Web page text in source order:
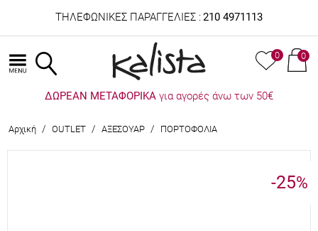
ΤΗΛΕΦΩΝΙΚΕΣ ΠΑΡΑΓΓΕΛΙΕΣ : 210 4971113
0 0
ΔΩΡΕΑΝ ΜΕΤΑΦΟΡΙΚΑ για αγορές άνω των 50€
Αρχική / OUTLET / ΑΞΕΣΟΥΑΡ / ΠΟΡΤΟΦΟΛΙΑ
-25%